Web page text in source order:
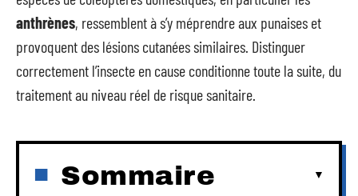
anthrènes, ressemblent à s’y méprendre aux punaises et
provoquent des lésions cutanées similaires. Distinguer
correctement l’insecte en cause conditionne toute la suite, du
traitement au niveau réel de risque sanitaire.
Sommaire